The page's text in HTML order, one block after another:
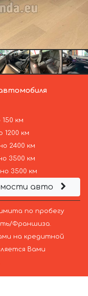
150 км
1200 км
2400 км
3500 км
3500 км
авто
по пробегу
Франшиза.
на кредитной
Вами